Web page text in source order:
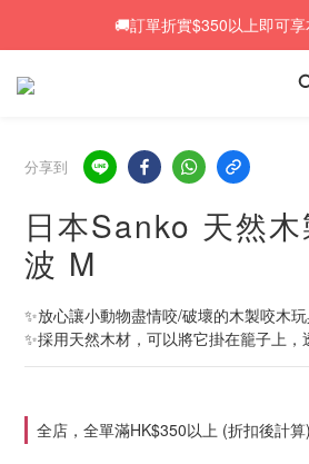
🚚訂單折實$350以上即可
🚚訂單折實$350以上即可
🆕 Rabbit RuRu 新貨到港！人氣黑
🚚訂單折實$350以上即可享
分享到
日本Sanko 天然
波 M
✨放心讓小動物盡情咬/破壞的木製咬木
✨採用天然木材，可以將它掛在籠子上，
全店，全單滿HK$350以上 (折扣後計